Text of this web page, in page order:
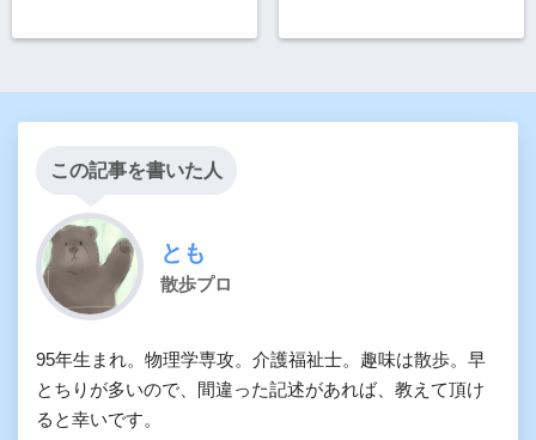
この記事を書いた人
とも
散歩プロ
95年生まれ。物理学専攻。介護福祉士。趣味は散歩。早
とちりが多いので、間違った記述があれば、教えて頂け
ると幸いです。